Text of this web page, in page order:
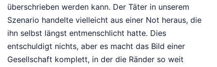
überschrieben werden kann. Der Täter in unserem
Szenario handelte vielleicht aus einer Not heraus, die
ihn selbst längst entmenschlicht hatte. Dies
entschuldigt nichts, aber es macht das Bild einer
Gesellschaft komplett, in der die Ränder so weit